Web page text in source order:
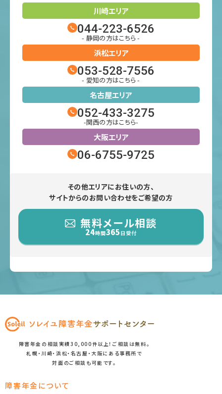
川崎エリア
044-223-6526
- 静岡の方はこちら -
浜松エリア
053-528-7556
- 愛知の方はこちら -
名古屋エリア
052-433-3275
-関西の方はこちら-
大阪エリア
06-6755-9725
その他エリアにお住いの方、
サイトからのお問い合わせをご希望の方
無料メール相談
24時間365 日受付
障害年金の相談実績30,000件以上！ご相談は無料。
札幌・川崎・浜松・名古屋・大阪にある事務所で
対面のご相談も可能です。
障害年金について